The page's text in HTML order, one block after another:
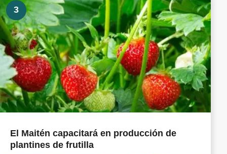
3
El Maitén capacitará en producción de
plantines de frutilla